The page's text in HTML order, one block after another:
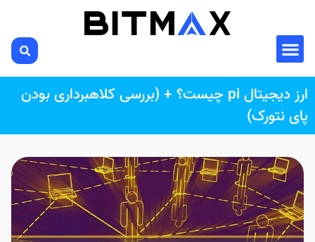
ارز دیجیتال pi چیست؟ + (بررسی کلاهبرداری بودن
پای نتورک)